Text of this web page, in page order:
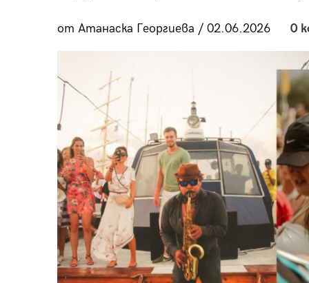
от Атанаска Георгиева / 02.06.2026 0
28